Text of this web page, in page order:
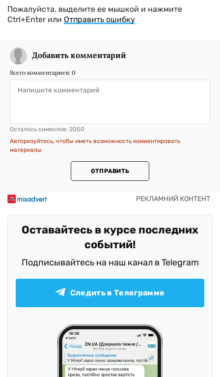
Пожалуйста, выделите ее мышкой и нажмите
Ctrl+Enter или Отправить ошибку
Добавить комментарий
Всего комментариев: 0
Осталось символов: 2000
Авторизуйтесь, чтобы иметь возможность комментировать
материалы
ОТПРАВИТЬ
Оставайтесь в курсе последних
событий!
Подписывайтесь на наш канал в Telegram
Следить в Телеграмме